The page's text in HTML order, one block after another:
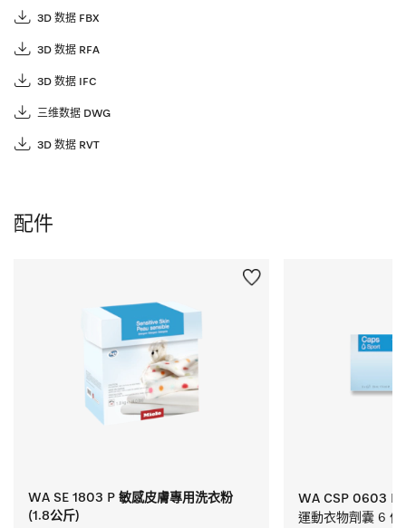
3D 数据 FBX
3D 数据 RFA
3D 数据 IFC
三维数据 DWG
3D 数据 RVT
配件
WA SE 1803 P 敏感皮膚專用洗衣粉
(1.8公斤)
WA CSP 0603 L
運動衣物劑囊 6